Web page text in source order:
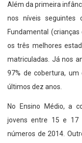
Além da primeira
nos níveis seguintes
Fundamental
os três melhores
matriculadas. Já nos
97% de cobertura,
últimos dez anos.
No Ensino Médio, a
jovens entre 15 e 17
números de 2014.